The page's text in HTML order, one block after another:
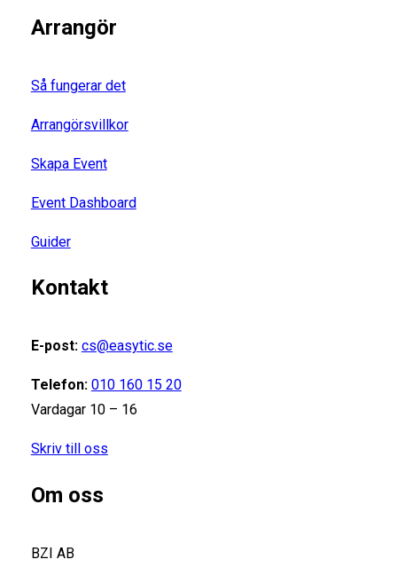
Arrangör
Så fungerar det
Arrangörsvillkor
Skapa Event
Event Dashboard
Guider
Kontakt
E-post: cs@easytic.se
Telefon: 010 160 15 20
Vardagar 10 – 16
Skriv till oss
Om oss
BZI AB